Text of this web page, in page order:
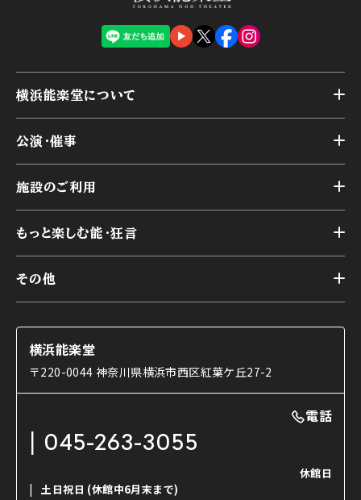
横浜能楽堂について
横浜能楽堂が取り組んだ事業
能舞台の歴史と特徴
様々なお客様に向けて
本舞台座席
交通アクセス
公演・催事
アーカイブ
施設のご利用
第二舞台
研修室
楽屋
ご利用の流れ
利用料金表
もっと楽しむ能・狂言
能舞台と演じ手
使用する道具
能・狂言の曲目説明
日本の古典芸能
その他
コラム
OTABISHO
チケット購入方法
ご寄附について
横浜能楽堂
〒220-0044 神奈川県横浜市西区紅葉ケ丘27-2
電話
045-263-3055
休館日
土日祝日 (休館中6月末まで)